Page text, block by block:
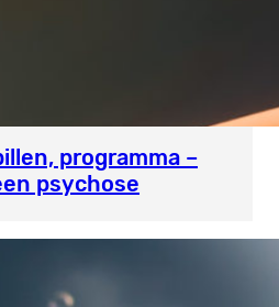
programma –
psychose